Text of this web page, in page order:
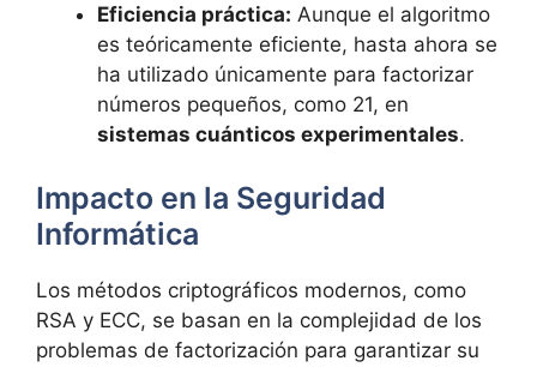
Eficiencia práctica: Aunque el algoritmo
es teóricamente eficiente, hasta ahora se
ha utilizado únicamente para factorizar
números pequeños, como 21, en
sistemas cuánticos experimentales.
Impacto en la Seguridad
Informática
Los métodos criptográficos modernos, como
RSA y ECC, se basan en la complejidad de los
problemas de factorización para garantizar su